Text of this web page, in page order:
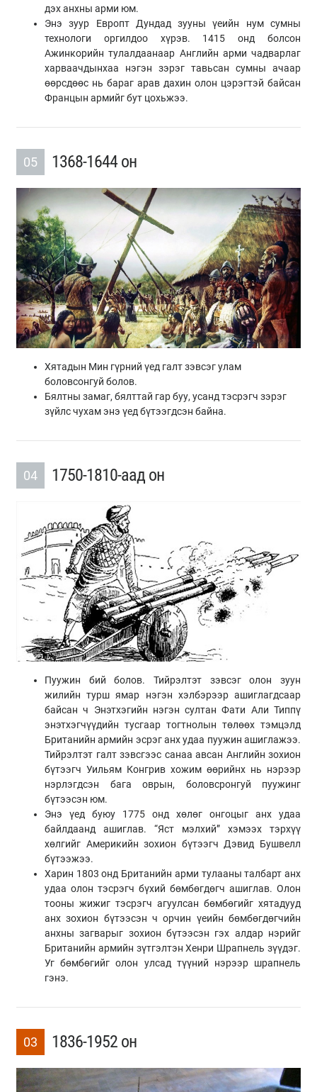
дэх анхны арми юм.
Энэ зуур Европт Дундад зууны үеийн нум сумны
технологи оргилдоо хүрэв. 1415 онд болсон
Ажинкорийн тулалдаанаар Английн арми чадварлаг
харваачдынхаа нэгэн зэрэг тавьсан сумны ачаар
өөрсдөөс нь бараг арав дахин олон цэрэгтэй байсан
Францын армийг бут цохьжээ.
05 1368-1644 он
Хятадын Мин гүрний үед галт зэвсэг улам
боловсонгуй болов.
Бялтны замаг, бялттай гар буу, усанд тэсрэгч зэрэг
зүйлс чухам энэ үед бүтээгдсэн байна.
04 1750-1810-аад он
Пуужин бий болов. Тийрэлтэт зэвсэг олон зуун
жилийн турш ямар нэгэн хэлбэрээр ашиглагдсаар
байсан ч Энэтхэгийн нэгэн султан Фати Али Типпү
энэтхэгчүүдийн тусгаар тогтнолын төлөөх тэмцэлд
Британийн армийн эсрэг анх удаа пуужин ашиглажээ.
Тийрэлтэт галт зэвсгээс санаа авсан Английн зохион
бүтээгч Уильям Конгрив хожим өөрийнх нь нэрээр
нэрлэгдсэн бага оврын, боловсронгуй пуужинг
бүтээсэн юм.
Энэ үед буюу 1775 онд хөлөг онгоцыг анх удаа
байлдаанд ашиглав. “Яст мэлхий” хэмээх тэрхүү
хөлгийг Америкийн зохион бүтээгч Дэвид Бушвелл
бүтээжээ.
Харин 1803 онд Британийн арми тулааны талбарт анх
удаа олон тэсрэгч бүхий бөмбөгдөгч ашиглав. Олон
тооны жижиг тэсрэгч агуулсан бөмбөгийг хятадууд
анх зохион бүтээсэн ч орчин үеийн бөмбөгдөгчийн
анхны загварыг зохион бүтээсэн гэх алдар нэрийг
Британийн армийн зүтгэлтэн Хенри Шрапнель зүүдэг.
Уг бөмбөгийг олон улсад түүний нэрээр шрапнель
гэнэ.
03 1836-1952 он